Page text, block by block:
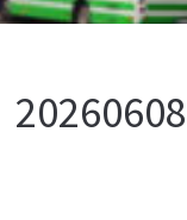
20260608